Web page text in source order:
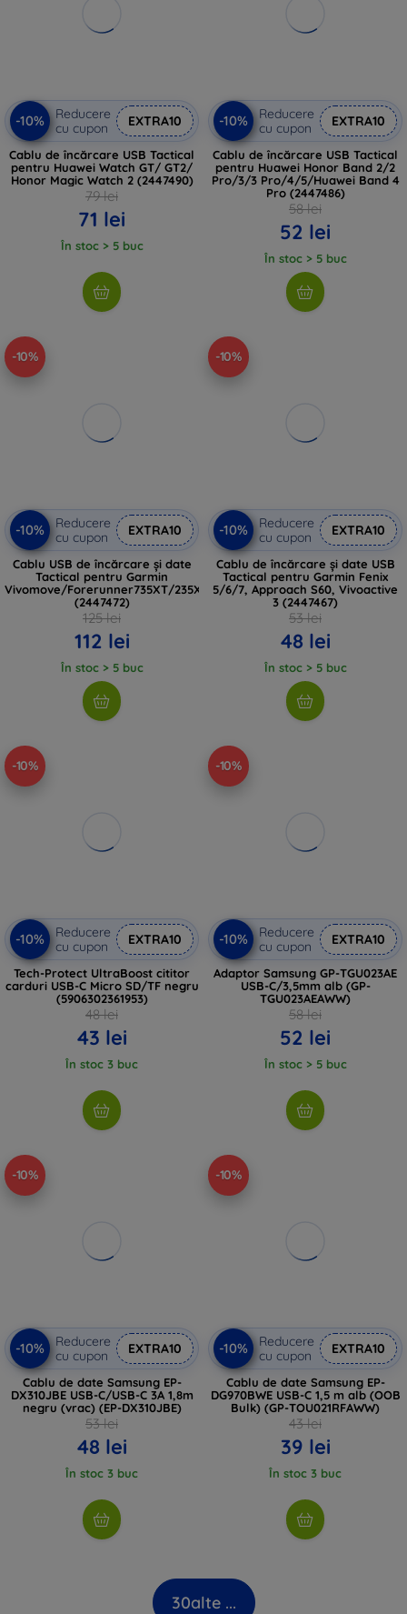
-10%
Reducere
cu cupon
EXTRA10
Cablu de încărcare USB Tactical
pentru Huawei Watch GT/ GT2/
Honor Magic Watch 2 (2447490)
79 lei
71 lei
În stoc > 5 buc
-10%
Reducere
cu cupon
EXTRA10
Cablu de încărcare USB Tactical
pentru Huawei Honor Band 2/2
Pro/3/3 Pro/4/5/Huawei Band 4
Pro (2447486)
58 lei
52 lei
În stoc > 5 buc
-10%
-10%
Reducere
cu cupon
EXTRA10
Cablu USB de încărcare și date
Tactical pentru Garmin
Vivomove/Forerunner735XT/235XT/230/630
(2447472)
125 lei
112 lei
În stoc > 5 buc
-10%
-10%
Reducere
cu cupon
EXTRA10
Cablu de încărcare și date USB
Tactical pentru Garmin Fenix
5/6/7, Approach S60, Vivoactive
3 (2447467)
53 lei
48 lei
În stoc > 5 buc
-10%
-10%
Reducere
cu cupon
EXTRA10
Tech-Protect UltraBoost cititor
carduri USB-C Micro SD/TF negru
(5906302361953)
48 lei
43 lei
În stoc 3 buc
-10%
-10%
Reducere
cu cupon
EXTRA10
Adaptor Samsung GP-TGU023AE
USB-C/3,5mm alb (GP-
TGU023AEAWW)
58 lei
52 lei
În stoc > 5 buc
-10%
-10%
Reducere
cu cupon
EXTRA10
Cablu de date Samsung EP-
DX310JBE USB-C/USB-C 3A 1,8m
negru (vrac) (EP-DX310JBE)
53 lei
48 lei
În stoc 3 buc
-10%
-10%
Reducere
cu cupon
EXTRA10
Cablu de date Samsung EP-
DG970BWE USB-C 1,5 m alb (OOB
Bulk) (GP-TOU021RFAWW)
43 lei
39 lei
În stoc 3 buc
30alte ...